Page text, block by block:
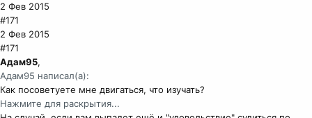
2 Фев 2015
#171
2 Фев 2015
#171
Адам95,
Адам95 написал(а):
Как посоветуете мне двигаться, что изучать?
Нажмите для раскрытия...